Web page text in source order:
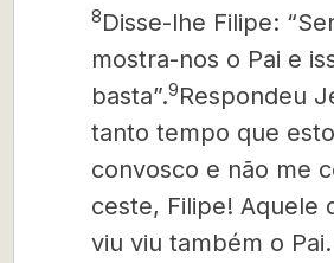
8Disse-lhe Filipe:
mostra-nos o Pai e
basta”.9Respondeu
tanto tempo que
convosco e não me
ceste, Filipe! Aquele
viu viu também o